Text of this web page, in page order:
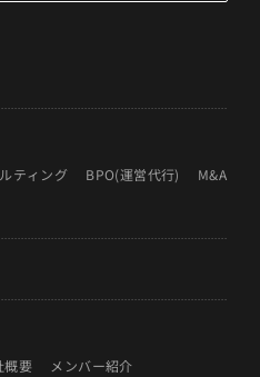
ティング BPO(運営代行)
M&A
概要 メンバー紹介